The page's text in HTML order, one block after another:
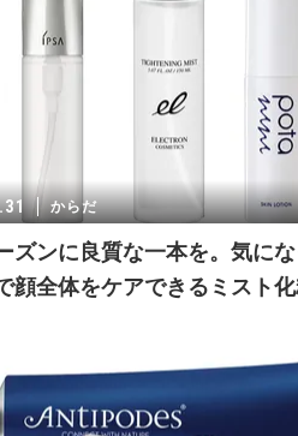
からだ
ズンに良質な一本を。気に
顔全体をケアできるミスト